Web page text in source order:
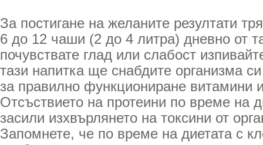
За постигане на желаните резултати
6 до 12 чаши (2 до 4 литра) дневно от
почувствате глад или слабост
тази напитка ще снабдите организма
за правилно функциониране витамини
Отсъствието на протеини по време на
засили изхвърлянето на токсини от
Запомнете, че по време на диетата с